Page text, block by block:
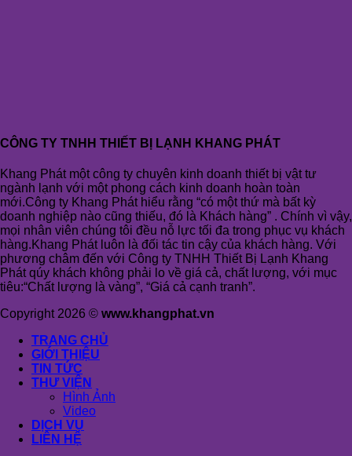
CÔNG TY TNHH THIẾT BỊ LẠNH KHANG PHÁT
Khang Phát một công ty chuyên kinh doanh thiết bị vật tư
ngành lạnh với một phong cách kinh doanh hoàn toàn
mới.Công ty Khang Phát hiểu rằng “có một thứ mà bất kỳ
doanh nghiệp nào cũng thiếu, đó là Khách hàng” . Chính vì vậy,
mọi nhân viên chúng tôi đều nỗ lực tối đa trong phục vụ khách
hàng.Khang Phát luôn là đối tác tin cậy của khách hàng. Với
phương châm đến với Công ty TNHH Thiết Bị Lạnh Khang
Phát qúy khách không phải lo về giá cả, chất lượng, với mục
tiêu:“Chất lượng là vàng”, “Giá cả cạnh tranh”.
Copyright 2026 © www.khangphat.vn
TRANG CHỦ
GIỚI THIỆU
TIN TỨC
THƯ VIỆN
Hình Ảnh
Video
DỊCH VỤ
LIÊN HỆ